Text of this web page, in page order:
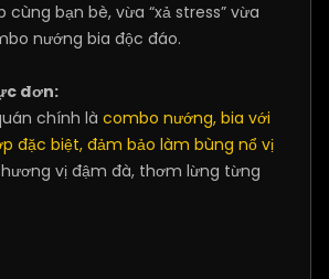
bạn bè, vừa “xả stress” vừa
nướng bia độc đáo.
đơn:
chính là combo nướng, bia với
đặc biệt, đảm bảo làm bùng nổ vị
vị đậm đà, thơm lừng từng